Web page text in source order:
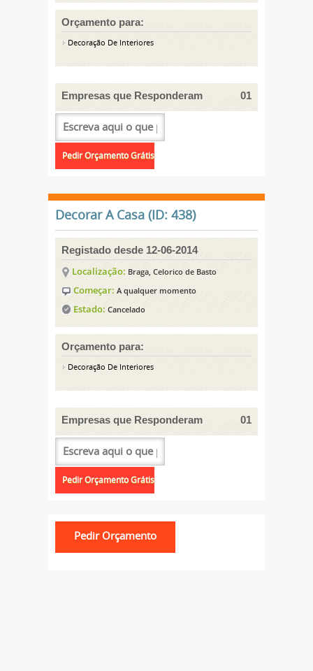
Orçamento para:
Decoração De Interiores
Empresas que Responderam 01
Decorar A Casa (ID: 438)
Registado desde 12-06-2014
Localização: Braga, Celorico de Basto
Começar: A qualquer momento
Estado: Cancelado
Orçamento para:
Decoração De Interiores
Empresas que Responderam 01